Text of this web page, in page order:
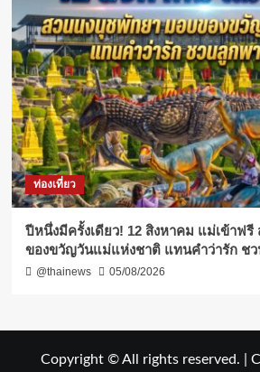
ท่องเที่ยว
ปีหนึ่งมีครั้งเดียว! 12 สิงหาคม แม่เข้าฟ
ของขวัญวันแม่แห่งชาติ แทนคำว่ารัก ชว
@thainews 05/08/2026
Copyright © All rights reserved.